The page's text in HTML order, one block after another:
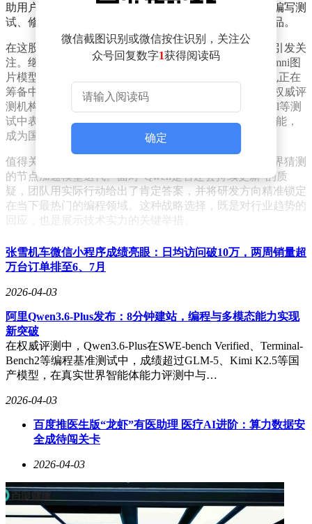
助用户生成代码，还能自主完成理解需求、拆解任务、编写测
试、修复漏洞等全流程工作，最终交付可直接使用的成品。
在这股浪潮中，阿里巴巴近期连续推出多款大模型产品引发关
注。继春节前发布Qwen3.5后，该公司又陆续推出3.5-Omni图
片模型和Qwen3.6-Plus编程模型，旗舰版Qwen3.6-Max也正在
筹备中。这种密集的更新节奏，在行业内实属罕见。据权威评
测机构数据显示，Qwen3.6在SWE-bench系列和Claw-e
val等测
试中表现优异，以更小的参数量实现了超越前代3.5的性能，
成为国内最接近Claude水平的编程模型。
值得关注的是，阿里选择在技术负责人离职传闻引发业界猜测
的节点加速模型迭代。面对"Qwen是否还会持续更新"的质
疑，团队用实际行动给出了肯定答案，并将研发方向精准锁定
在当下最热门的编程领域。这种战略选择，既是对行业趋势的
回应，也是展示技术实力的关键举措。
实际测试显示，Qwen3.6展现出强大的多模态处理能力。在视
频理解测试中，研究人员用手机录制包含网站操作和功能需求
的视频，模型成功解析抽象指令，复现了包含特效的网页界
面。虽然首次生成存在元素布局、交互设计等瑕疵，但经过第
互方式，相比传统文本输入具有更高的自然性和效率。
在处理复杂代码仓库时，Qwen3.6的表现同样令人印象深刻。
研究人员将开源重制版Claude Code项目克隆到本地后，模型
不仅自主定位到项目目录，还深入分析代码结构，最终生成了
当要求用中文解释项目技术细节时，模型能够自动提取关键代
码，翻译成通俗语言，帮助非专业人士理解项目核心逻辑。
针对开发者普遍面临的token限制问题，测试团队展示了模型
的实用改造能力。以DeepSeek V3的tokenizer工具为基础，模
图，重新设计了交互界面。经过两轮优化，最终产品实现了与
原型相似的视觉效果，并额外添加了模型切换等细节功能，展
现出强大的定制化开发潜力。
微信截图识别或微信按住识别，关注公
众号回复数字1获得阅读码
确定
张雪机车微信小程序成绩亮眼：日均访问破10万，两周销量超
万台订单排至6、7月
2026-04-03
阿里Qwen3.6-Plus发布：8分钟建站，编程与多模态能力实现
新突破
在权威评测中，Qwen3.6-Plus在SWE-bench Verified、Terminal-
Bench2等编程基准测试中，成绩超过GLM-5、Kimi K2.5等国
产模型，在真实世界智能体能力评测中与…
2026-04-03
百度推医生版“龙虾”有医助理 医疗AI进阶：算力数据安
全成待闯关卡
2026-04-03